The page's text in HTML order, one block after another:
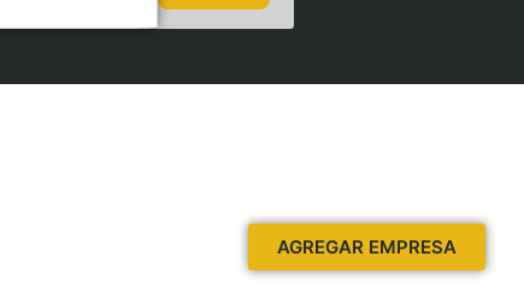
AGREGAR EMPRESA